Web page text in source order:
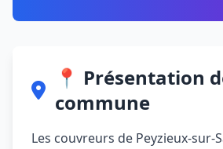
📍 Présentation
commune
Les couvreurs de Peyzieux-sur-